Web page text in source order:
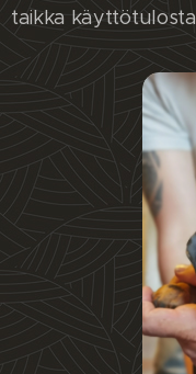
taikka käyttötulosta